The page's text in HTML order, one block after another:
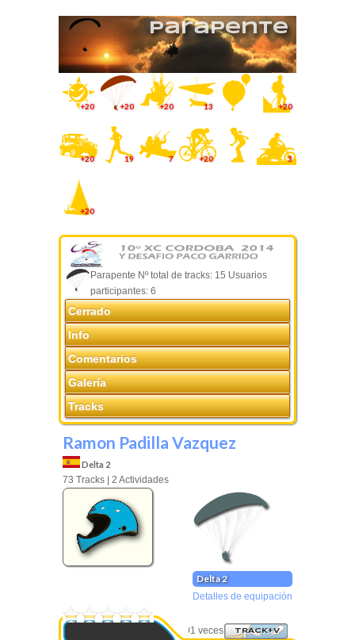
Parapente
+20 +20 +20 13 +20
+20 19 7 +20 3
+20
Parapente Nº total de tracks: 15 Usuarios
participantes: 6
Cerrado
Info
Comentarios
Galería
Tracks
Ramon Padilla Vazquez
Delta 2
73 Tracks | 2 Actividades
Delta 2
Detalles de equipación
Visto 3501 veces TRACK+V